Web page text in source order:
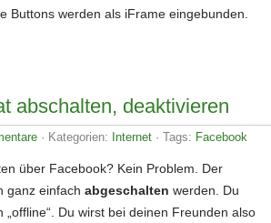
Buttons werden als iFrame eingebunden.
abschalten, deaktivieren
· Kategorien: Internet · Tags: Facebook
über Facebook? Kein Problem. Der
ganz einfach abgeschalten werden. Du
„offline“. Du wirst bei deinen Freunden also